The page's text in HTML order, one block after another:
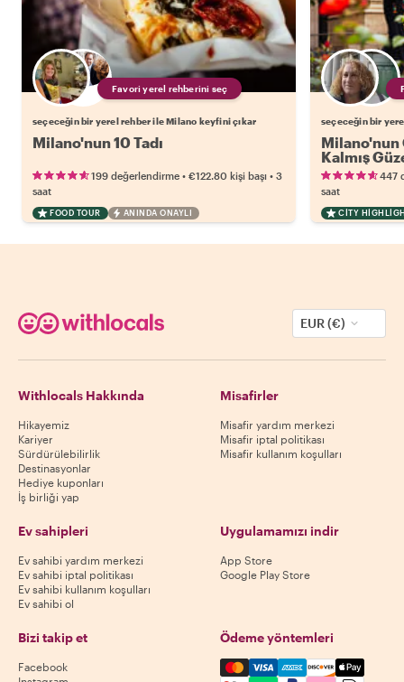
Favori yerel rehberini seç
seçeceğin bir yerel rehber ile Milano keyfini çıkar
Milano'nun 10 Tadı
199 değerlendirme • €122.80 kişi başı • 3
saat
FOOD TOUR ANINDA ONAYLI
seçeceğin bir
Milano'nun
Kalmış
447
saat
CITY
EUR (€)
Withlocals Hakkında
Hikayemiz
Kariyer
Sürdürülebilirlik
Destinasyonlar
Hediye kuponları
İş birliği yap
Misafirler
Misafir yardım merkezi
Misafir iptal politikası
Misafir kullanım koşulları
Ev sahipleri
Ev sahibi yardım merkezi
Ev sahibi iptal politikası
Ev sahibi kullanım koşulları
Ev sahibi ol
Uygulamamızı indir
App Store
Google Play Store
Bizi takip et
Facebook
Ödeme yöntemleri
Mastercard, Visa, Amex,